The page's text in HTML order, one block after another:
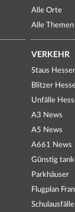
Alle Orte
Alle Themen
VERKEHR
Staus
Blitzer
Unfälle
A3 News
A5 News
A661 News
Günstig
Parkhäuser
Flugplan
Schulausfälle